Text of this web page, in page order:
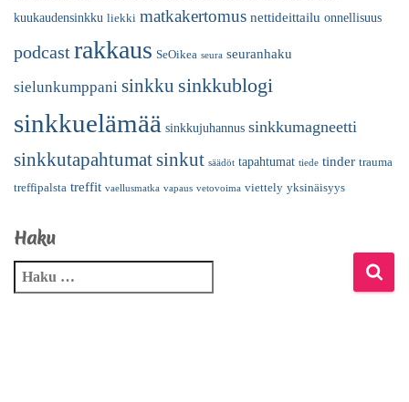
kuukaudensinkku liekki matkakertomus nettideittailu onnellisuus
podcastrakkaus SeOikea seura seuranhaku
sielunkumppani sinkku sinkkublogi
sinkkuelämää sinkkujuhannus sinkkumagneetti
sinkkutapahtumatsinkut säädöt tapahtumat tiede tinder trauma
treffipalsta treffit vaellusmatka vapaus vetovoima viettely yksinäisyys
Haku